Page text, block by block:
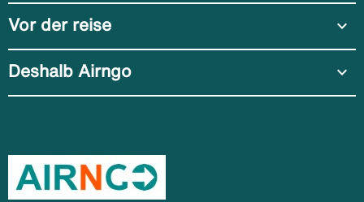
Vor der reise expand_more
Deshalb Airngo expand_more